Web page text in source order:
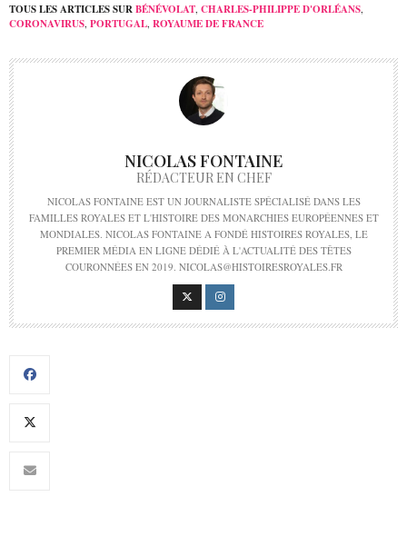
TOUS LES ARTICLES SURBÉNÉVOLAT CHARLES-PHILIPPE D'ORLÉANS
CORONAVIRUS PORTUGAL ROYAUME DE FRANCE
NICOLAS FONTAINE
RÉDACTEUR EN CHEF
NICOLAS FONTAINE EST UN JOURNALISTE SPÉCIALISÉ DANS LES
FAMILLES ROYALES ET L'HISTOIRE DES MONARCHIES EUROPÉENNES ET
MONDIALES. NICOLAS FONTAINE A FONDÉ HISTOIRES ROYALES, LE
PREMIER MÉDIA EN LIGNE DÉDIÉ À L'ACTUALITÉ DES TÊTES
COURONNÉES EN 2019. NICOLAS@HISTOIRESROYALES.FR